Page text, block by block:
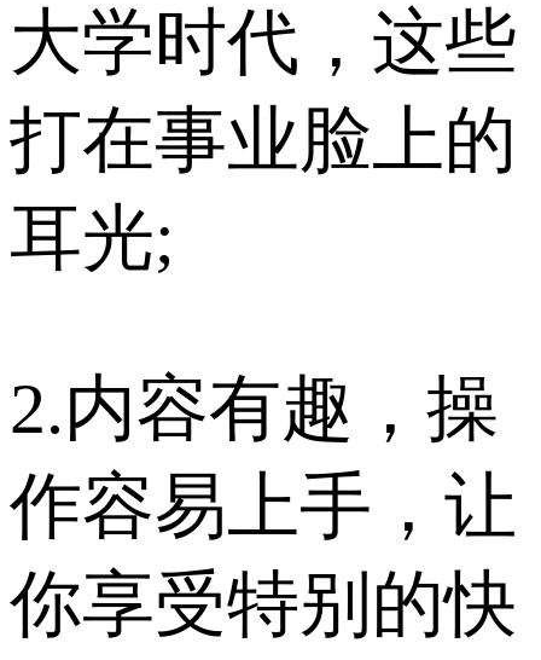
大学时代，这些
打在事业脸上的
耳光;
2.内容有趣，操
作容易上手，让
你享受特别的快